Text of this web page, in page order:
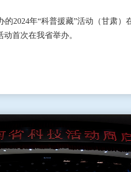
的2024年“科普援藏”活动（甘肃）
首次在我省举办。